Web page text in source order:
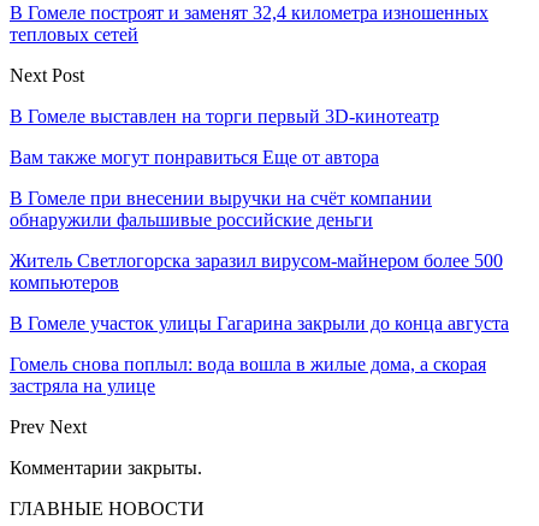
В Гомеле построят и заменят 32,4 километра изношенных
тепловых сетей
Next Post
В Гомеле выставлен на торги первый 3D-кинотеатр
Вам также могут понравиться Еще от автора
В Гомеле при внесении выручки на счёт компании
обнаружили фальшивые российские деньги
Житель Светлогорска заразил вирусом-майнером более 500
компьютеров
В Гомеле участок улицы Гагарина закрыли до конца августа
Гомель снова поплыл: вода вошла в жилые дома, а скорая
застряла на улице
Prev Next
Комментарии закрыты.
ГЛАВНЫЕ НОВОСТИ